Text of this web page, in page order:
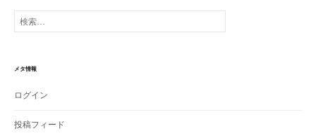
検
索:
メタ情報
ログイン
投稿フィード